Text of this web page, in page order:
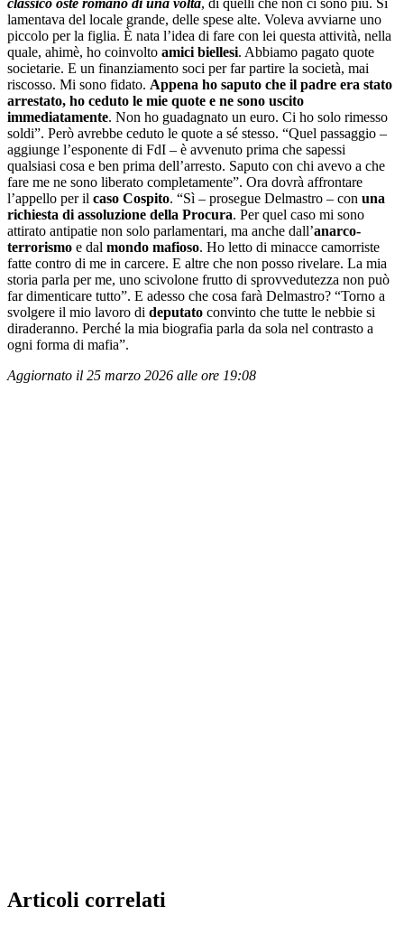
lamentava del locale grande, delle spese alte. Voleva avviarne uno
piccolo per la figlia. È nata l’idea di fare con lei questa attività, nella
quale, ahimè, ho coinvolto amici biellesi. Abbiamo pagato quote
societarie. E un finanziamento soci per far partire la società, mai
riscosso. Mi sono fidato. Appena ho saputo che il padre era stato
arrestato, ho ceduto le mie quote e ne sono uscito
immediatamente. Non ho guadagnato un euro. Ci ho solo rimesso
soldi”. Però avrebbe ceduto le quote a sé stesso. “Quel passaggio –
aggiunge l’esponente di FdI – è avvenuto prima che sapessi
qualsiasi cosa e ben prima dell’arresto. Saputo con chi avevo a che
fare me ne sono liberato completamente”. Ora dovrà affrontare
l’appello per il caso Cospito. “Sì – prosegue Delmastro – con una
richiesta di assoluzione della Procura. Per quel caso mi sono
attirato antipatie non solo parlamentari, ma anche dall’anarco-
terrorismo e dal mondo mafioso. Ho letto di minacce camorriste
fatte contro di me in carcere. E altre che non posso rivelare. La mia
storia parla per me, uno scivolone frutto di sprovvedutezza non può
far dimenticare tutto”. E adesso che cosa farà Delmastro? “Torno a
svolgere il mio lavoro di deputato convinto che tutte le nebbie si
diraderanno. Perché la mia biografia parla da sola nel contrasto a
ogni forma di mafia”.
Aggiornato il 25 marzo 2026 alle ore 19:08
Articoli correlati